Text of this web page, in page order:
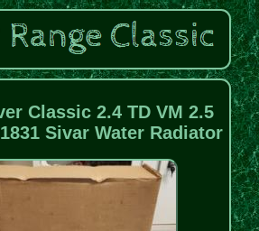
Classic 2.4 TD VM 2.5
Sivar Water Radiator